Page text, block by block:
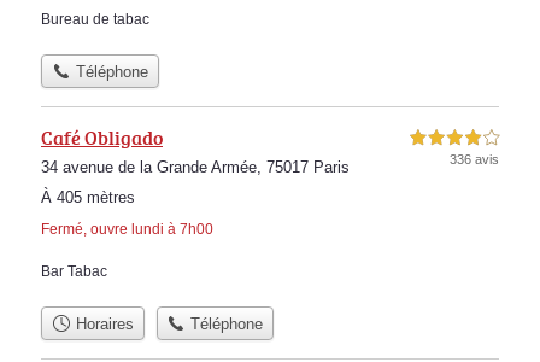
Bureau de tabac
Téléphone
Café Obligado
34 avenue de la Grande Armée, 75017 Paris
À 405 mètres
Fermé, ouvre lundi à 7h00
4,0 étoiles sur 5
336 avis
Bar Tabac
Horaires Téléphone